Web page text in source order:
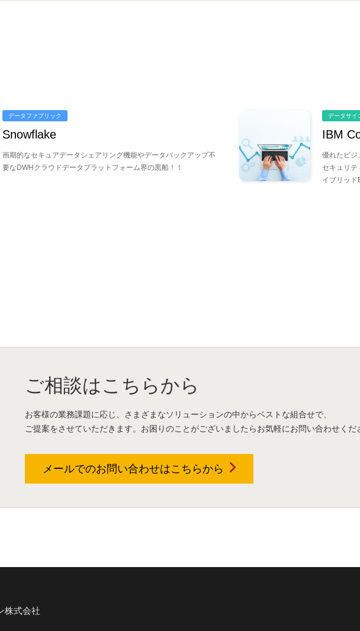
データファブリック
Snowflake
画期的なセキュアデータシェアリング機能やデータバックアップ不
要なDWHクラウドデータプラットフォーム界の黒船！！
データサイ
IBM
優れたビジ
セキュリ
イブリッド
ご相談はこちらから
お客様の業務課題に応じ、さまざまなソリューションの中からベストな組合せで、
ご提案をさせていただきます。お困りのことがございましたらお気軽にお問い合わせくだ
メールでのお問い合わせはこちらから
株式会社